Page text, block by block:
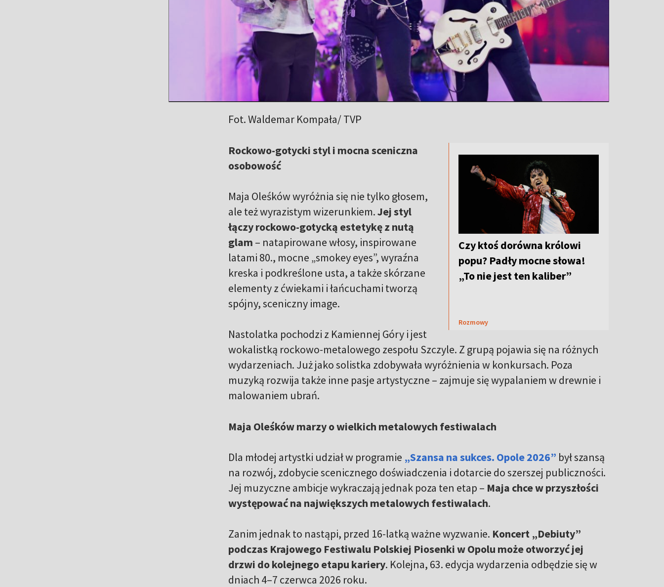
Fot. Waldemar Kompała/ TVP
Czy ktoś dorówna królowi
popu? Padły mocne słowa!
„To nie jest ten kaliber”
Rozmowy
Rockowo-gotycki styl i mocna sceniczna
osobowość
Maja Oleśków wyróżnia się nie tylko głosem,
ale też wyrazistym wizerunkiem.Jej styl
łączy rockowo-gotycką estetykę z nutą
glam – natapirowane włosy, inspirowane
latami 80., mocne „smokey eyes”, wyraźna
kreska i podkreślone usta, a także skórzane
elementy z ćwiekami i łańcuchami tworzą
spójny, sceniczny image.
Nastolatka pochodzi z Kamiennej Góry i jest
wokalistką rockowo-metalowego zespołu Szczyle. Z grupą pojawia się na różnych
wydarzeniach. Już jako solistka zdobywała wyróżnienia w konkursach. Poza
muzyką rozwija także inne pasje artystyczne – zajmuje się wypalaniem w drewnie i
malowaniem ubrań.
Maja Oleśków marzy o wielkich metalowych festiwalach
Dla młodej artystki udział w programie „Szansa na sukces. Opole 2026” był szansą
na rozwój, zdobycie scenicznego doświadczenia i dotarcie do szerszej publiczności.
Jej muzyczne ambicje wykraczają jednak poza ten etap – Maja chce w przyszłości
występować na największych metalowych festiwalach.
Zanim jednak to nastąpi, przed 16-latką ważne wyzwanie. Koncert „Debiuty”
podczas Krajowego Festiwalu Polskiej Piosenki w Opolu może otworzyć jej
drzwi do kolejnego etapu kariery. Kolejna, 63. edycja wydarzenia odbędzie się w
dniach 4–7 czerwca 2026 roku.